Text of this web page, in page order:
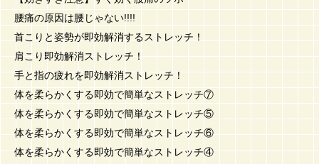
腰痛の原因は腰じゃない!!!!
首こりと姿勢が即効解消するストレッチ！
肩こり即効解消ストレッチ！
手と指の疲れを即効解消ストレッチ！
体を柔らかくする即効で簡単なストレッチ⑦
体を柔らかくする即効で簡単なストレッチ⑤
体を柔らかくする即効で簡単なストレッチ⑥
体を柔らかくする即効で簡単なストレッチ④